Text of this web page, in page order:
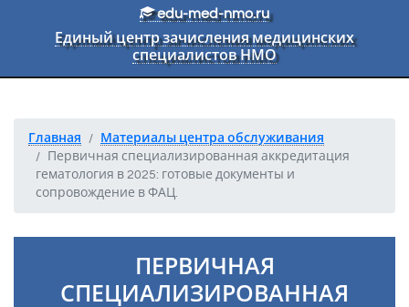
Перейти к основному текстуedu-med-nmo.ru
Единый центр зачисления медицинских
специалистов НМО
Главная
Материалы центра обслуживания
Первичная специализированная аккредитация
гематология в 2025: готовые документы и
сопровождение в ФАЦ.
ПЕРВИЧНАЯ
СПЕЦИАЛИЗИРОВАННАЯ